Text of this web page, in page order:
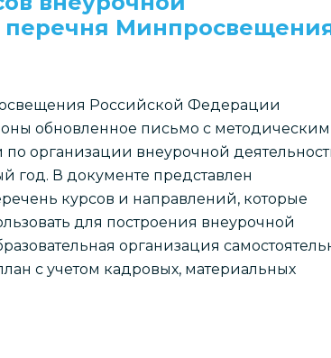
перечня
Российской Федерации
обновленное письмо с
организации внеурочной
год. В документе представлен
курсов и направлений, которые
для построения внеурочной
организация
с учетом кадровых, материальных